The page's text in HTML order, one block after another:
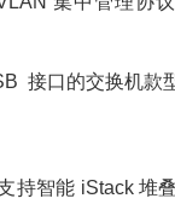
接口的交换机款
持智能 iStack 堆